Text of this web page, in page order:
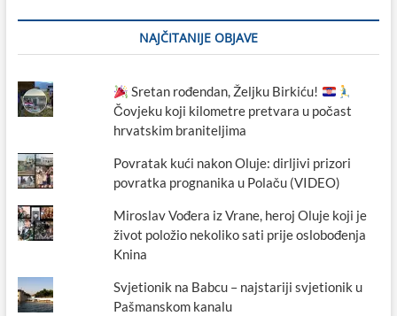
NAJČITANIJE OBJAVE
Sretan rođendan, Željku Birkiću!
Čovjeku koji kilometre pretvara u počast
hrvatskim braniteljima
Povratak kući nakon Oluje: dirljivi prizori
povratka prognanika u Polaču (VIDEO)
Miroslav Vođera iz Vrane, heroj Oluje koji je
život položio nekoliko sati prije oslobođenja
Knina
Svjetionik na Babcu – najstariji svjetionik u
Pašmanskom kanalu